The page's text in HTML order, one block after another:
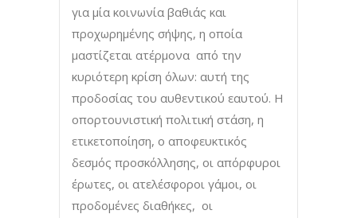
για μία κοινωνία βαθιάς και
προχωρημένης σήψης, η οποία
μαστίζεται ατέρμονα από την
κυριότερη κρίση όλων: αυτή της
προδοσίας του αυθεντικού εαυτού. Η
οπορτουνιστική πολιτική στάση, η
ετικετοποίηση, ο αποφευκτικός
δεσμός προσκόλλησης, οι απόρφυροι
έρωτες, οι ατελέσφοροι γάμοι, οι
προδομένες διαθήκες, οι